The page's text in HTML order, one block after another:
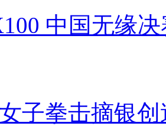
中国无缘
子拳击摘银